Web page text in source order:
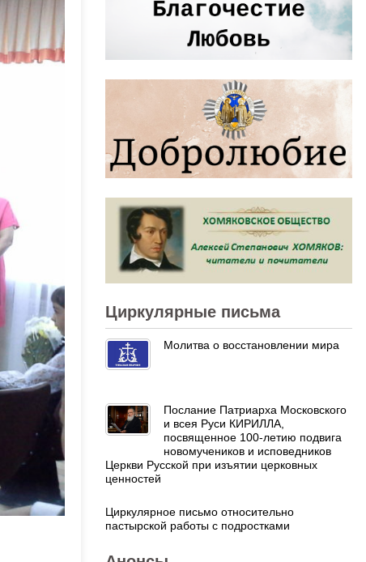
Циркулярные письма
Молитва о восстановлении мира
Послание Патриарха Московского
и всея Руси КИРИЛЛА,
посвященное 100-летию подвига
новомучеников и исповедников
Церкви Русской при изъятии церковных
ценностей
Циркулярное письмо относительно
пастырской работы с подростками